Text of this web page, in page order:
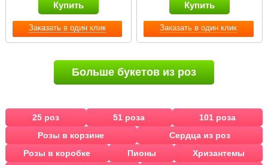
Заказать в один клик
Купить
Заказать в один клик
Купить
Больше букетов из роз
25 роз 51 роза
101 роза
Розы в корзине
Сердца из роз
Розы в коробке
Пионы
Хризантемы